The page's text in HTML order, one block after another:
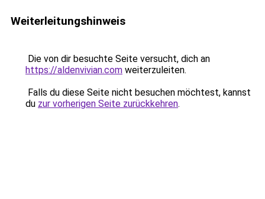
Weiterleitungshinweis
Die von dir besuchte Seite versucht, dich an
https://aldenvivian.com weiterzuleiten.
Falls du diese Seite nicht besuchen möchtest, kannst
du zur vorherigen Seite zurückkehren.